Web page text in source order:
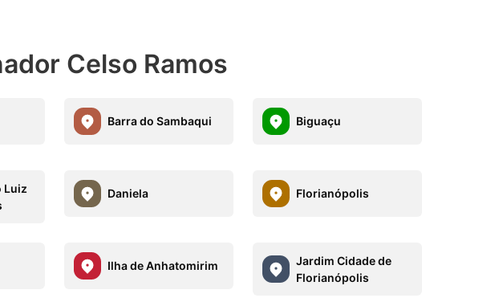
Celso Ramos
Barra do Sambaqui Biguaçu
Luiz
Daniela Florianópolis
Ilha de Anhatomirim
Jardim Cidade de
Florianópolis